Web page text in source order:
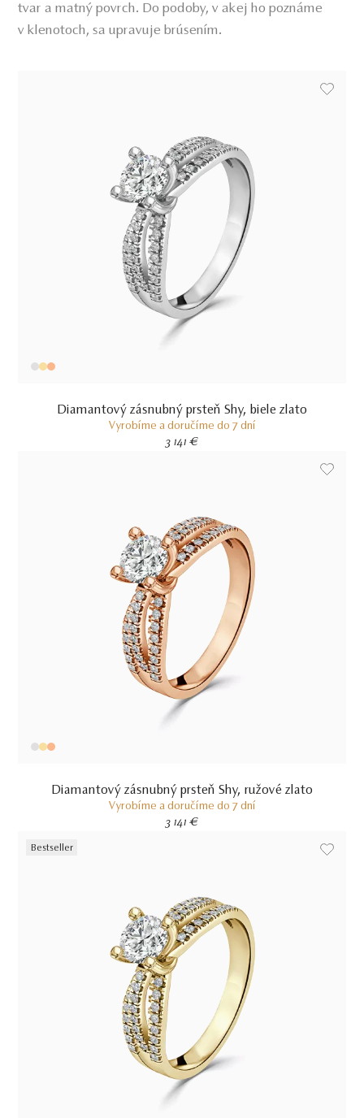
tvar a matný povrch. Do podoby, v akej ho poznáme
v klenotoch, sa upravuje brúsením.
Diamantový zásnubný prsteň Shy, biele zlato
Vyrobíme a doručíme do 7 dní
3 141 €
Diamantový zásnubný prsteň Shy, ružové zlato
Vyrobíme a doručíme do 7 dní
3 141 €
Bestseller